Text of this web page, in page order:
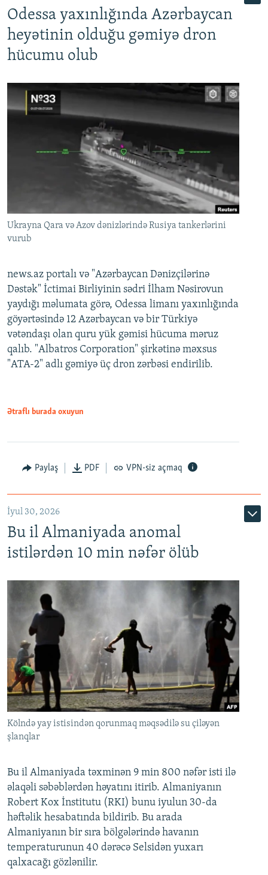
Odessa yaxınlığında Azərbaycan
heyətinin olduğu gəmiyə dron
hücumu olub
Ukrayna Qara və Azov dənizlərində Rusiya tankerlərini
vurub
news.az portalı və "Azərbaycan Dənizçilərinə
Dəstək" İctimai Birliyinin sədri İlham Nəsirovun
yaydığı məlumata görə, Odessa limanı yaxınlığında
göyərtəsində 12 Azərbaycan və bir Türkiyə
vətəndaşı olan quru yük gəmisi hücuma məruz
qalıb. "Albatros Corporation" şirkətinə məxsus
"ATA-2" adlı gəmiyə üç dron zərbəsi endirilib.
Ətraflı burada oxuyun
Paylaş PDF VPN-siz açmaq
İyul 30, 2026
Bu il Almaniyada anomal
istilərdən 10 min nəfər ölüb
Kölndə yay istisindən qorunmaq məqsədilə su çiləyən
şlanqlar
Bu il Almaniyada təxminən 9 min 800 nəfər isti ilə
əlaqəli səbəblərdən həyatını itirib. Almaniyanın
Robert Kox İnstitutu (RKI) bunu iyulun 30-da
həftəlik hesabatında bildirib. Bu arada
Almaniyanın bir sıra bölgələrində havanın
temperaturunun 40 dərəcə Selsidən yuxarı
qalxacağı gözlənilir.